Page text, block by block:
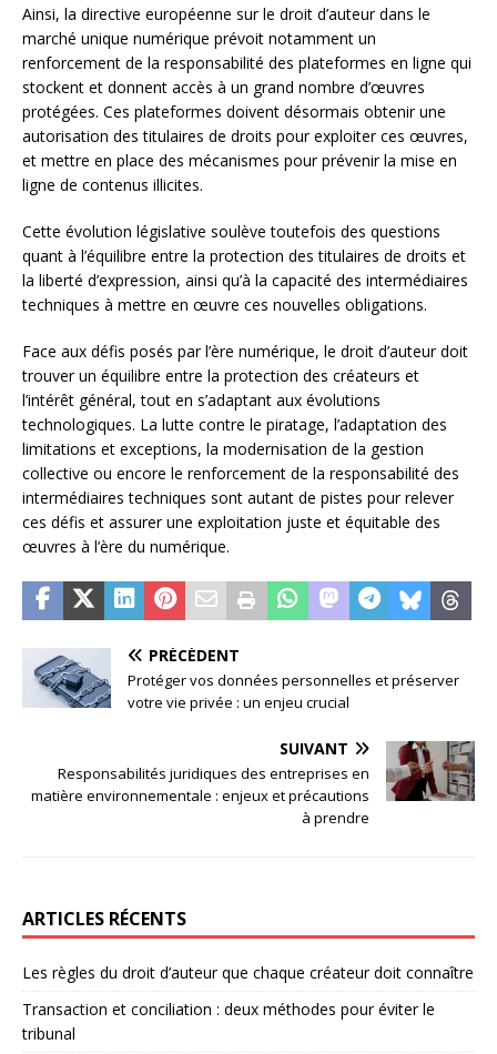
Ainsi, la directive européenne sur le droit d’auteur dans le
marché unique numérique prévoit notamment un
renforcement de la responsabilité des plateformes en ligne qui
stockent et donnent accès à un grand nombre d’œuvres
protégées. Ces plateformes doivent désormais obtenir une
autorisation des titulaires de droits pour exploiter ces œuvres,
et mettre en place des mécanismes pour prévenir la mise en
ligne de contenus illicites.
Cette évolution législative soulève toutefois des questions
quant à l’équilibre entre la protection des titulaires de droits et
la liberté d’expression, ainsi qu’à la capacité des intermédiaires
techniques à mettre en œuvre ces nouvelles obligations.
Face aux défis posés par l’ère numérique, le droit d’auteur doit
trouver un équilibre entre la protection des créateurs et
l’intérêt général, tout en s’adaptant aux évolutions
technologiques. La lutte contre le piratage, l’adaptation des
limitations et exceptions, la modernisation de la gestion
collective ou encore le renforcement de la responsabilité des
intermédiaires techniques sont autant de pistes pour relever
ces défis et assurer une exploitation juste et équitable des
œuvres à l’ère du numérique.
PRÉCÉDENT
Protéger vos données personnelles et préserver
votre vie privée : un enjeu crucial
SUIVANT
Responsabilités juridiques des entreprises en
matière environnementale : enjeux et précautions
à prendre
ARTICLES RÉCENTS
Les règles du droit d’auteur que chaque créateur doit connaître
Transaction et conciliation : deux méthodes pour éviter le
tribunal